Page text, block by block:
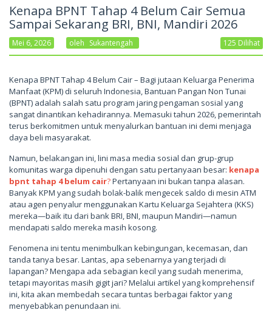
Kenapa BPNT Tahap 4 Belum Cair Semua
Sampai Sekarang BRI, BNI, Mandiri 2026
Mei 6, 2026 Oleh Sukantengah 125 Dilihat
Kenapa BPNT Tahap 4 Belum Cair – Bagi jutaan Keluarga Penerima
Manfaat (KPM) di seluruh Indonesia, Bantuan Pangan Non Tunai
(BPNT) adalah salah satu program jaring pengaman sosial yang
sangat dinantikan kehadirannya. Memasuki tahun 2026, pemerintah
terus berkomitmen untuk menyalurkan bantuan ini demi menjaga
daya beli masyarakat.
Namun, belakangan ini, lini masa media sosial dan grup-grup
komunitas warga dipenuhi dengan satu pertanyaan besar: kenapa
bpnt tahap 4 belum cair?Pertanyaan ini bukan tanpa alasan.
Banyak KPM yang sudah bolak-balik mengecek saldo di mesin ATM
atau agen penyalur menggunakan Kartu Keluarga Sejahtera (KKS)
mereka—baik itu dari bank BRI, BNI, maupun Mandiri—namun
mendapati saldo mereka masih kosong.
Fenomena ini tentu menimbulkan kebingungan, kecemasan, dan
tanda tanya besar. Lantas, apa sebenarnya yang terjadi di
lapangan? Mengapa ada sebagian kecil yang sudah menerima,
tetapi mayoritas masih gigit jari? Melalui artikel yang komprehensif
ini, kita akan membedah secara tuntas berbagai faktor yang
menyebabkan penundaan ini.